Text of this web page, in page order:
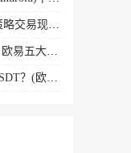
新手操作流程
产品详细介绍
交易所为例)